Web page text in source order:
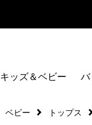
キッズ＆ベビー
ベビー トップス